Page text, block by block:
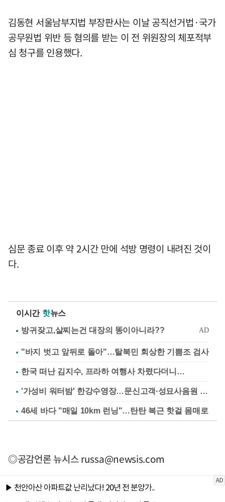
김동현 서울남부지법 부장판사는 이날 공직선거법·국가
공무원법 위반 등 혐의를 받는 이 전 위원장의 체포적부
심 청구를 인용했다.
심문 종료 이후 약 2시간 만에 석방 명령이 내려진 것이
다.
이시간 핫뉴스
"바지 벗고 앞뒤로 돌아"…탈북민 회상한 기쁨조 검사
한국 떠난 김지수, 프라하 여행사 차렸다더니…
'가성비 워터밤' 한강수영장…문신고객·성묘사음원 민원
46세 바다 "매일 10km 런닝"…탄탄 복근 핫걸 몸매로
◎공감언론 뉴시스russa@newsis.com